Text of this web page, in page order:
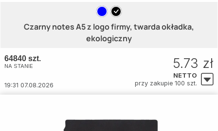
Czarny notes A5 z logo firmy, twarda okładka,
ekologiczny
64840 szt.
NA STANIE
19:31 07.08.2026
5.73 zł
NETTO
przy zakupie 100 szt.